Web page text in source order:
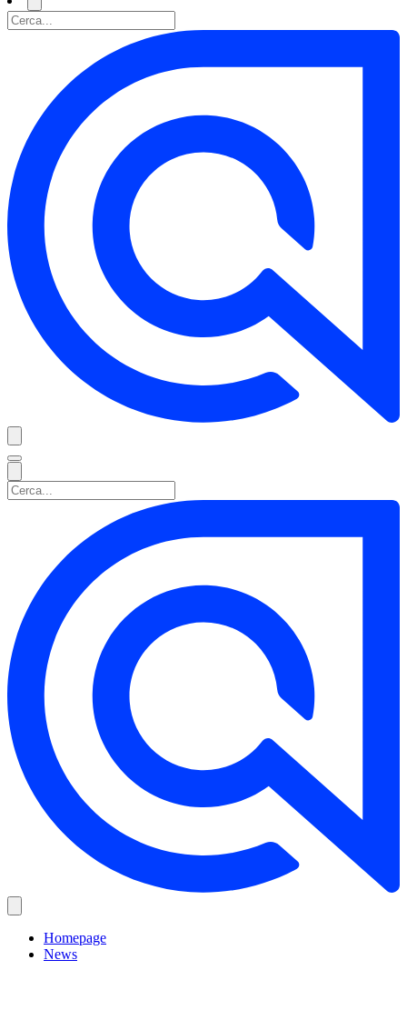
Homepage
News